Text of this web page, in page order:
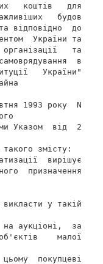
коштів   для
будов
відповідно  до
України та
та
в
України"
1993 року  N
Указом  від  2
змісту:
вирішує
призначення
у такій
аукціоні,  за
малої
покупцеві